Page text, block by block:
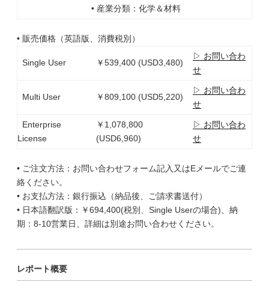
• 産業分類：化学＆材料
• 販売価格（英語版、消費税別）
Single User ￥539,400 (USD3,480)
▷ お問い合わ
せ
Multi User ￥809,100 (USD5,220)
▷ お問い合わ
せ
Enterprise
License
￥1,078,800
(USD6,960)
▷ お問い合わ
せ
• ご注文方法：お問い合わせフォーム記入又はEメールでご連
絡ください。
• お支払方法：銀行振込（納品後、ご請求書送付）
• 日本語翻訳版：￥694,400(税別、Single Userの場合)、納
期：8-10営業日、詳細は別途お問い合わせください。
レポート概要